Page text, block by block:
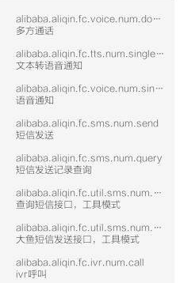
流量充
流量充
alibaba.aliqin.fc.voice.num.doublecall
多方通话
alibaba.aliqin.fc.tts.num.singlecall
文本转语音通知
alibaba.aliqin.fc.voice.num.singlecall
语音通知
alibaba.aliqin.fc.sms.num.send
短信发送
alibaba.aliqin.fc.sms.num.query
短信发送记录查询
alibaba.aliqin.fc.util.sms.num.query
查询短信接口，工具模式
alibaba.aliqin.fc.util.sms.num.send
大鱼短信发送接口，工具模式
alibaba.aliqin.fc.ivr.num.call
ivr呼叫